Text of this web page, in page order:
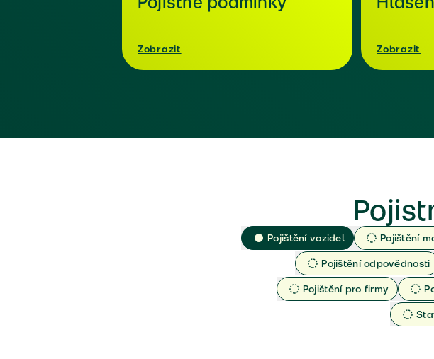
Zobrazit Zobrazit
Pojištění vozidel Pojištění
Pojištění odpovědnosti
Pojištění pro firmy